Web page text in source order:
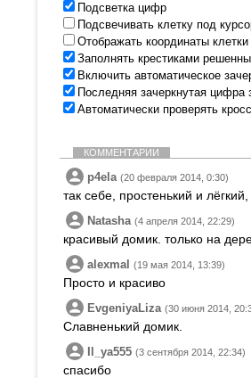
Подсветка цифр
Подсвечивать клетку под
Отображать координаты
Заполнять крестиками
Включить автоматическое
Последняя зачеркнутая цифра
Автоматически проверять
КОММЕНТАРИИ
p4ela (20 февраля 2014, 0:30)
так себе, простенький и
Natasha (4 апреля 2014, 22:29)
красивый домик. только на
alexmal (19 мая 2014, 13:39)
Просто и красиво
EvgeniyaLiza (30 июня 2014,
Славненький домик.
Il_ya555 (3 сентября 2014, 22:34)
спасибо